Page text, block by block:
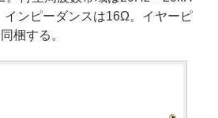
インピーダンスは16Ω。イヤーピ
梱する。